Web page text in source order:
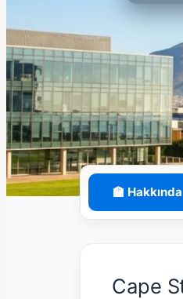
🏫 Hakkında
Cape